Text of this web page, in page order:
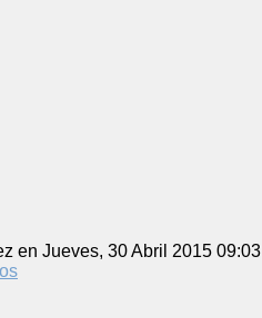
en Jueves, 30 Abril 2015 09:03